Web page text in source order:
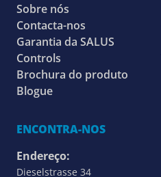
Sobre nós
Contacta-nos
Garantia da SALUS
Controls
Brochura do produto
Blogue
ENCONTRA-NOS
Endereço:
Dieselstrasse 34